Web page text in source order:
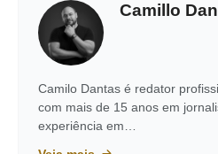
Camillo
Camilo Dantas é redator
com mais de 15 anos em
experiência em…